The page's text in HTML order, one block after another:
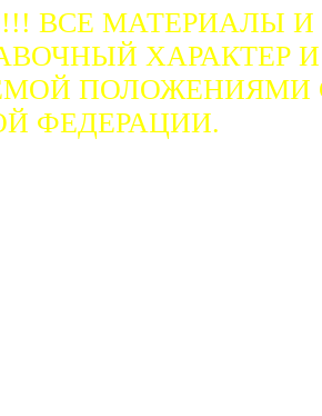
ВСЕ МАТЕРИАЛЫ
ХАРАКТЕР
ПОЛОЖЕНИЯМИ
ФЕДЕРАЦИИ.